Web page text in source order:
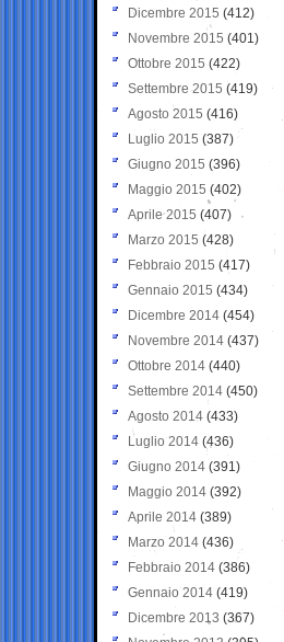
Dicembre 2015 (412)
Novembre 2015 (401)
Ottobre 2015 (422)
Settembre 2015 (419)
Agosto 2015 (416)
Luglio 2015 (387)
Giugno 2015 (396)
Maggio 2015 (402)
Aprile 2015 (407)
Marzo 2015 (428)
Febbraio 2015 (417)
Gennaio 2015 (434)
Dicembre 2014 (454)
Novembre 2014 (437)
Ottobre 2014 (440)
Settembre 2014 (450)
Agosto 2014 (433)
Luglio 2014 (436)
Giugno 2014 (391)
Maggio 2014 (392)
Aprile 2014 (389)
Marzo 2014 (436)
Febbraio 2014 (386)
Gennaio 2014 (419)
Dicembre 2013 (367)